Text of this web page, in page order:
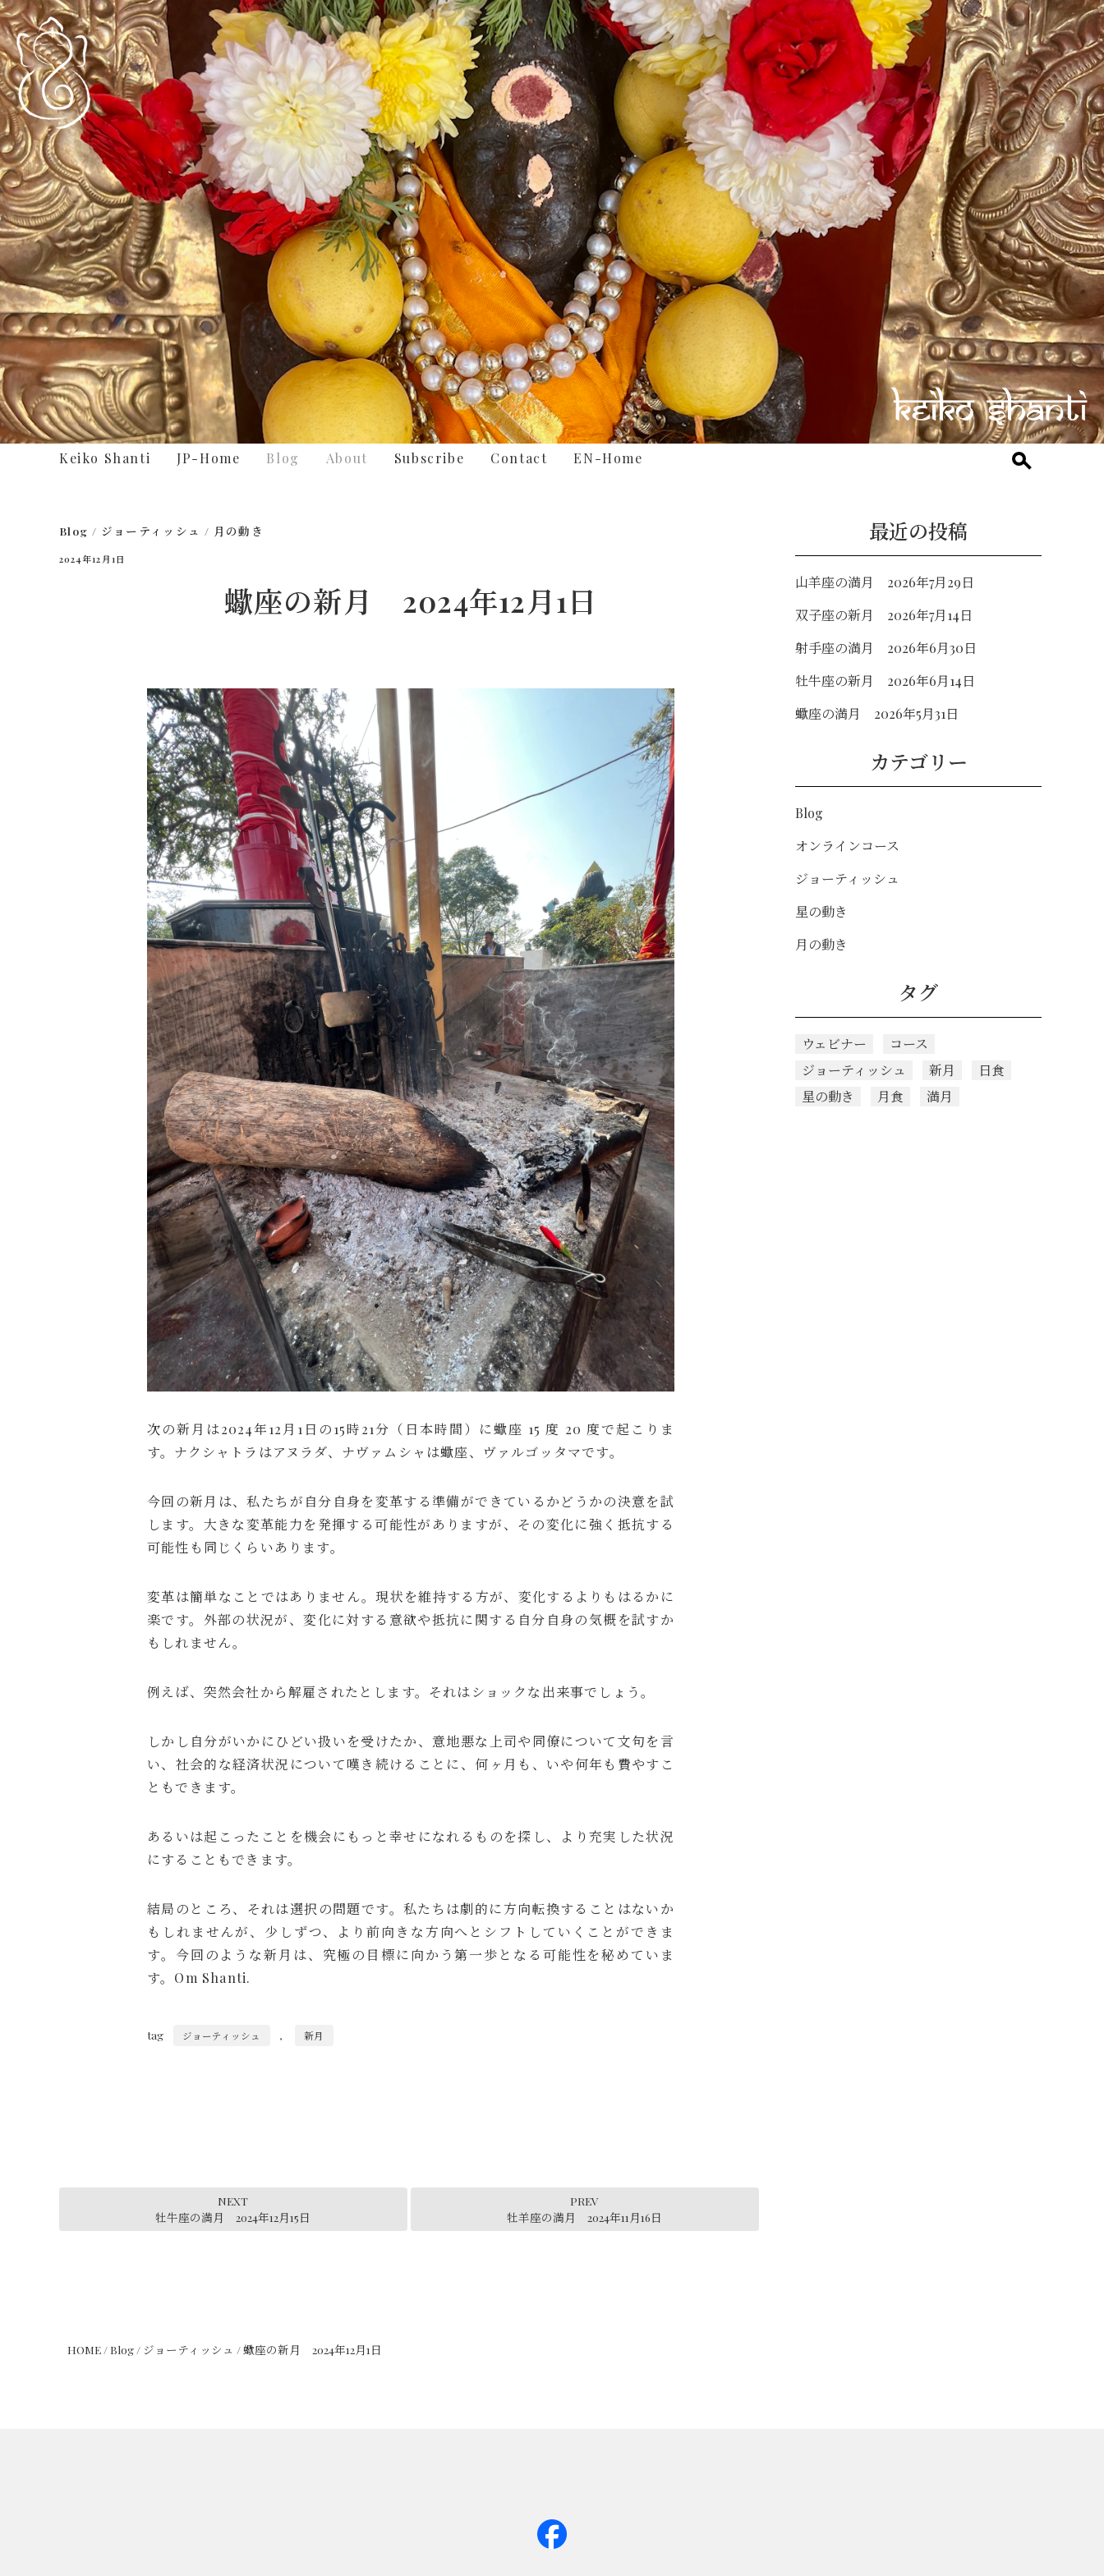
Keiko Shanti JP-Home Blog About Subscribe Contact EN-Home
Blog / ジョーティッシュ / 月の動き
2024年12月1日
蠍座の新月 2024年12月1日
次の新月は2024年12月1日の15時21分（日本時間）に蠍座 15 度 20 度で起こりま
す。ナクシャトラはアヌラダ、ナヴァムシャは蠍座、ヴァルゴッタマです。
今回の新月は、私たちが自分自身を変革する準備ができているかどうかの決意を試
します。大きな変革能力を発揮する可能性がありますが、その変化に強く抵抗する
可能性も同じくらいあります。
変革は簡単なことではありません。現状を維持する方が、変化するよりもはるかに
楽です。外部の状況が、変化に対する意欲や抵抗に関する自分自身の気概を試すか
もしれません。
例えば、突然会社から解雇されたとします。それはショックな出来事でしょう。
しかし自分がいかにひどい扱いを受けたか、意地悪な上司や同僚について文句を言
い、社会的な経済状況について嘆き続けることに、何ヶ月も、いや何年も費やすこ
ともできます。
あるいは起こったことを機会にもっと幸せになれるものを探し、より充実した状況
にすることもできます。
結局のところ、それは選択の問題です。私たちは劇的に方向転換することはないか
もしれませんが、少しずつ、より前向きな方向へとシフトしていくことができま
す。今回のような新月は、究極の目標に向かう第一歩となる可能性を秘めていま
す。Om Shanti.
tag ジョーティッシュ , 新月
NEXT
牡牛座の満月 2024年12月15日
PREV
牡羊座の満月 2024年11月16日
最近の投稿
山羊座の満月 2026年7月29日
双子座の新月 2026年7月14日
射手座の満月 2026年6月30日
牡牛座の新月 2026年6月14日
蠍座の満月 2026年5月31日
カテゴリー
Blog
オンラインコース
ジョーティッシュ
星の動き
月の動き
タグ
ウェビナー
コース
ジョーティッシュ
新月
日食
星の動き
月食 満月
HOME / Blog / ジョーティッシュ / 蠍座の新月 2024年12月1日